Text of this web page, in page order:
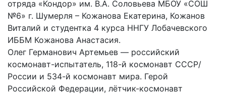
отряда «Кондор» им. В.А. Соловьева МБОУ «СОШ
№6» г. Шумерля – Кожанова Екатерина, Кожанов
Виталий и студентка 4 курса ННГУ Лобачевского
ИББМ Кожанова Анастасия.
Олег Германович Артемьев — российский
космонавт-испытатель, 118-й космонавт СССР/
России и 534-й космонавт мира. Герой
Российской Федерации, лётчик-космонавт